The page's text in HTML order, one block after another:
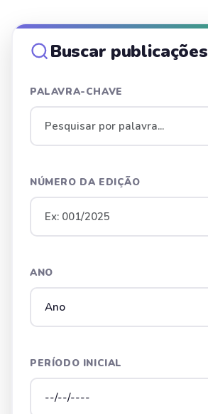
Buscar publicações
PALAVRA-CHAVE
NÚMERO DA EDIÇÃO
ANO
PERÍODO INICIAL